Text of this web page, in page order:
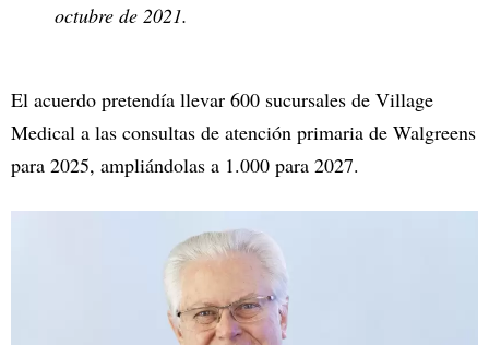
octubre de 2021.
El acuerdo pretendía llevar 600 sucursales de Village
Medical a las consultas de atención primaria de Walgreens
para 2025, ampliándolas a 1.000 para 2027.